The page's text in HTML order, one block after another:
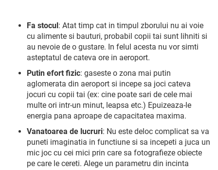
Fa stocul : Atat timp cat in timpul zborului nu ai voie
cu alimente si bauturi, probabil copii tai sunt lihniti si
au nevoie de o gustare. In felul acesta nu vor simti
asteptatul de cateva ore in aeroport.
Putin efort fizic: gaseste o zona mai putin
aglomerata din aeroport si incepe sa joci cateva
jocuri cu copii tai (ex: cine poate sari de cele mai
multe ori intr-un minut, leapsa etc.) Epuizeaza-le
energia pana aproape de capacitatea maxima.
Vanatoarea de lucruri: Nu este deloc complicat sa va
puneti imaginatia in functiune si sa incepeti a juca un
mic joc cu cei mici prin care sa fotografieze obiecte
pe care le cereti. Alege un parametru din incinta